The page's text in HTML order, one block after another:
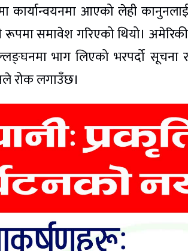
कार्यान्वयनमा आएको लेही
रूपमा समावेश गरिएको थियो।
भाग लिएको भरपर्दो
रोक लगाउँछ।